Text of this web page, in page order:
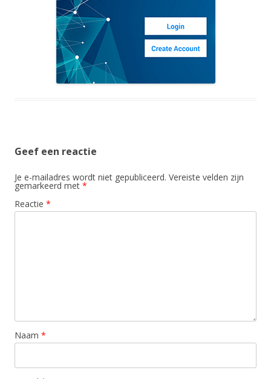
Geef een reactie
Je e-mailadres wordt niet gepubliceerd. Vereiste velden zijn
gemarkeerd met *
Reactie *
Naam *